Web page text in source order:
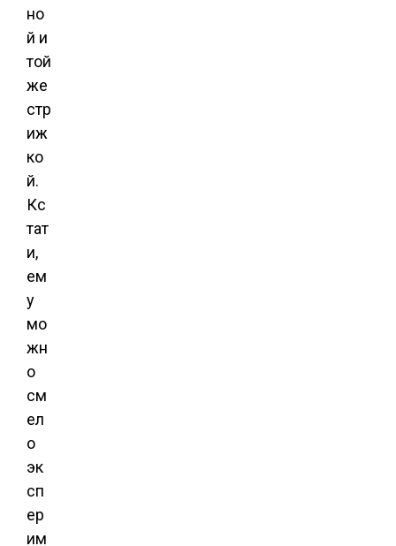
но
й и
той
же
стр
иж
ко
й.
Кс
тат
и,
ем
у
мо
жн
о
см
ел
о
эк
сп
ер
им